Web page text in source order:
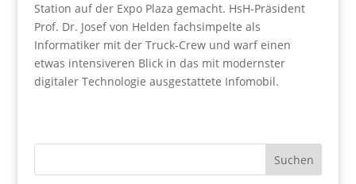
Station auf der Expo Plaza gemacht. HsH-Präsident
Prof. Dr. Josef von Helden fachsimpelte als
Informatiker mit der Truck-Crew und warf einen
etwas intensiveren Blick in das mit modernster
digitaler Technologie ausgestattete Infomobil.